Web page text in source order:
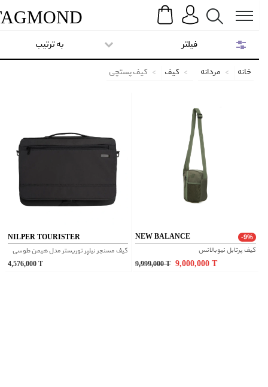
Search
TAGMOND
به ترتیب
خانه مردانه کیف کیف پستچی
NILPER TOURISTER
کیف مسنجر نیلپر توریستر مدل هیمن طوسی
4,576,000
NEW BALANCE -9%
کیف پرتابل نیوبالانس
9,999,000 T 9,000,000
فیلتر